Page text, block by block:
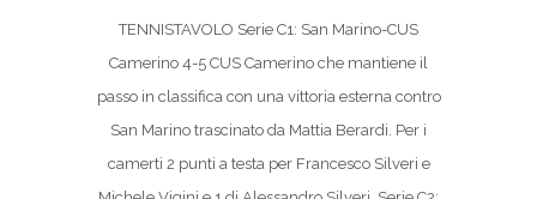
TENNISTAVOLO Serie C1: San Marino-CUS
Camerino 4-5 CUS Camerino che mantiene il
passo in classifica con una vittoria esterna contro
San Marino trascinato da Mattia Berardi. Per i
camerti 2 punti a testa per Francesco Silveri e